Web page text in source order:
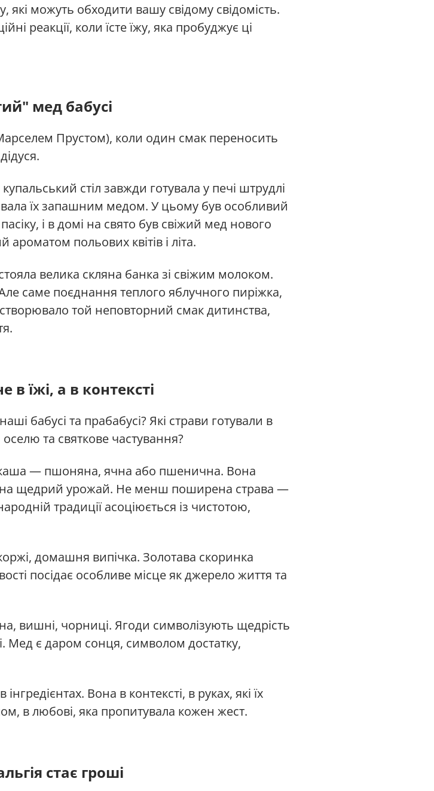
які можуть обходити вашу свідому свідомість.
реакції, коли їсте їжу, яка пробуджує ці
мед бабусі
Прустом), коли один смак переносить
стіл завжди готувала у печі штрудлі
їх запашним медом. У цьому був особливий
і в домі на свято був свіжий мед нового
польових квітів і літа.
велика скляна банка зі свіжим молоком.
саме поєднання теплого яблучного пиріжка,
той неповторний смак дитинства,
в їжі, а в контексті
бабусі та прабабусі? Які страви готували в
та святкове частування?
— пшоняна, ячна або пшенична. Вона
на щедрий урожай. Не менш поширена страва —
традиції асоціюється із чистотою,
домашня випічка. Золотава скоринка
посідає особливе місце як джерело життя та
вишні, чорниці. Ягоди символізують щедрість
Мед є даром сонця, символом достатку,
Вона в контексті, в руках, які їх
в любові, яка пропитувала кожен жест.
стає гроші